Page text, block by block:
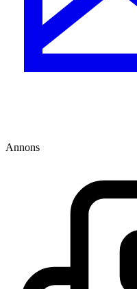
Annons